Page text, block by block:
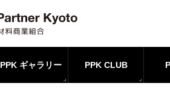
PPK ギャラリー PPK CLUB